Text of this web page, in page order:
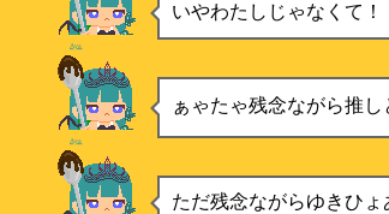
いやわたしじゃなくて！
Aya
ぁゃたゃ残念ながら推
Aya
ただ残念ながらゆきひ